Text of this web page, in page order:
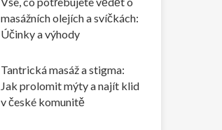
masážních olejích a svíčkách:
Účinky a výhody
Tantrická masáž a stigma:
Jak prolomit mýty a najít klid
v české komunitě